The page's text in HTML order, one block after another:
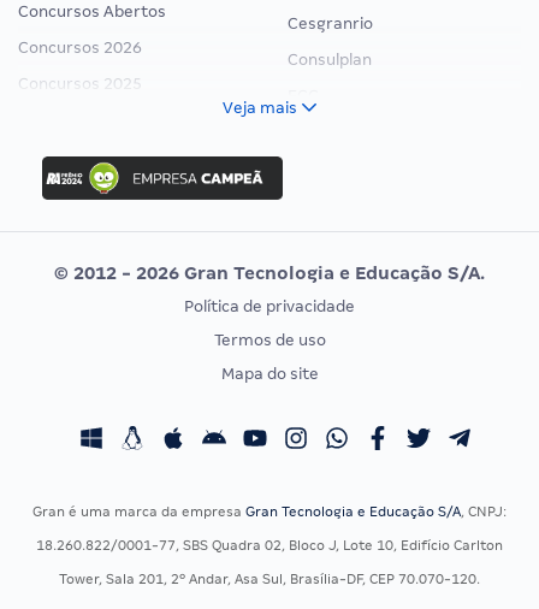
Concursos Abertos
Concursos 2026
Concursos 2025
Concurso Ibama
Concurso MPU
Editais publicados
Cesgranrio
Consulplan
Vunesp
CONCURSOS POR PROFISSÃO
Concursos Fiscais
EXAME DE ORDEM
Calendário OAB
Veja mais
© 2012 - 2026 Gran Tecnologia e Educação S/A.
Política de privacidade
Termos de uso
Mapa do site
Gran é uma marca da empresa Gran Tecnologia e Educação S/A, CNPJ:
18.260.822/0001-77, SBS Quadra 02, Bloco J, Lote 10, Edifício Carlton
Tower, Sala 201, 2º Andar, Asa Sul, Brasília-DF, CEP 70.070-120.